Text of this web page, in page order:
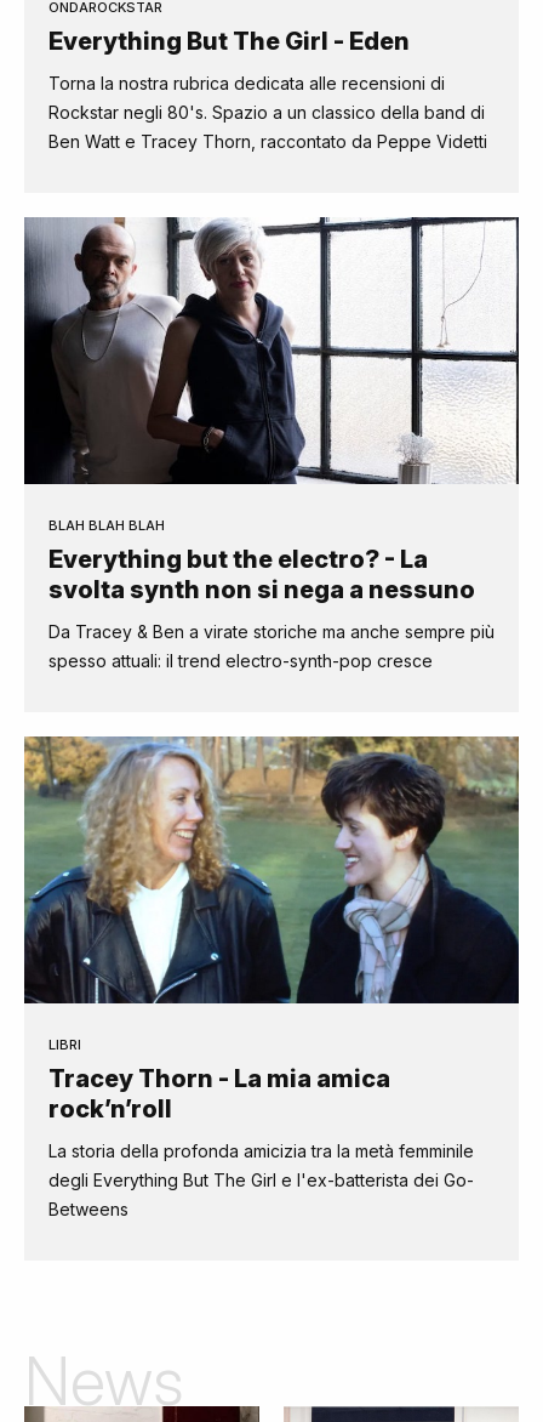
ONDAROCKSTAR
Everything But The Girl - Eden
Torna la nostra rubrica dedicata alle recensioni di
Rockstar negli 80's. Spazio a un classico della band di
Ben Watt e Tracey Thorn, raccontato da Peppe Videtti
BLAH BLAH BLAH
Everything but the electro? - La
svolta synth non si nega a nessuno
Da Tracey & Ben a virate storiche ma anche sempre più
spesso attuali: il trend electro-synth-pop cresce
LIBRI
Tracey Thorn - La mia amica
rock’n’roll
La storia della profonda amicizia tra la metà femminile
degli Everything But The Girl e l'ex-batterista dei Go-
Betweens
News